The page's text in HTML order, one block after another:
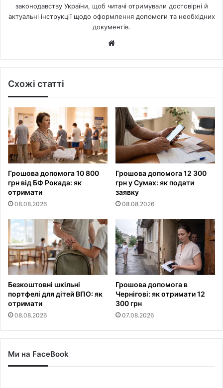
законодавству України, щоб читачі отримували достовірні й
актуальні інструкції щодо оформлення допомоги та необхідних
документів.
Схожі статті
Грошова допомога 10 800
грн від БФ Рокада: як
отримати
08.08.2026
Грошова допомога 12 300
грн у Сумах: як подати
заявку
08.08.2026
Безкоштовні шкільні
портфелі для дітей ВПО: як
отримати
08.08.2026
Грошова допомога в
Чернігові: як отримати 12
300 грн
07.08.2026
Ми на FaceBook